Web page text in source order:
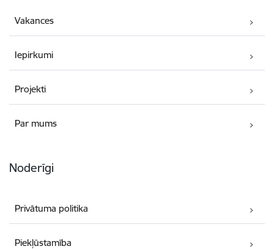
Vakances
Iepirkumi
Projekti
Par mums
Noderīgi
Privātuma politika
Piekļūstamība